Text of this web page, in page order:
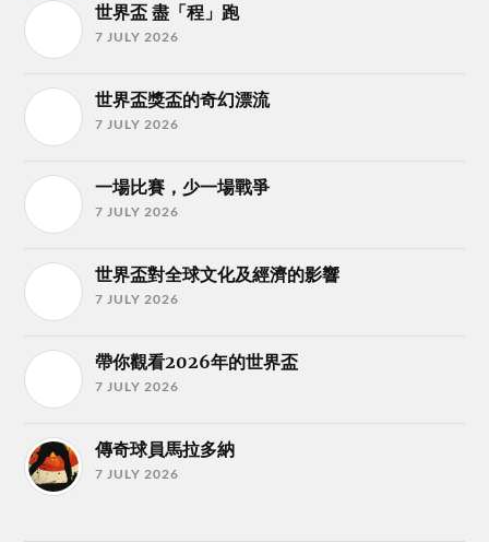
世界盃 盡「程」跑
7 JULY 2026
世界盃獎盃的奇幻漂流
7 JULY 2026
一場比賽，少一場戰爭
7 JULY 2026
世界盃對全球文化及經濟的影響
7 JULY 2026
帶你觀看2026年的世界盃
7 JULY 2026
傳奇球員馬拉多納
7 JULY 2026